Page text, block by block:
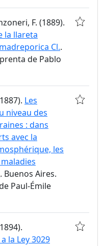
F. (1889).
la llareta
Cl..
de Pablo
Les
niveau des
: dans
avec la
les
. Buenos Aires.
Paul-Émile
la Ley 3029